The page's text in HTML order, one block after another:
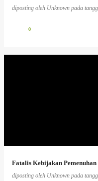
diposting oleh Unknown pada
0
Fatalis Kebijakan
diposting oleh Unknown pada